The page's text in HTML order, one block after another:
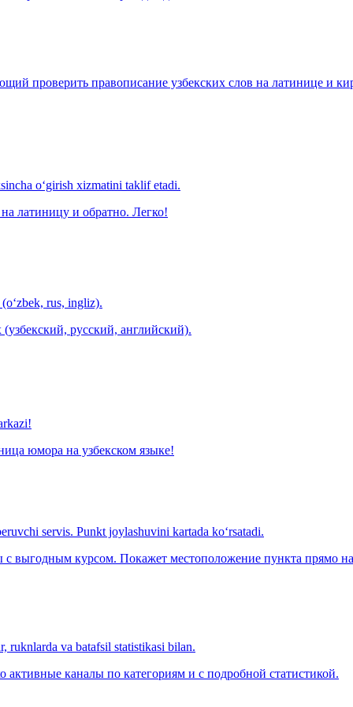
проверить правописание узбекских слов на латинице и
o‘girish xizmatini taklif etadi.
латиницу и обратно. Легко!
rus, ingliz).
русский, английский).
юмора на узбекском языке!
servis. Punkt joylashuvini kartada ko‘rsatadi.
курсом. Покажет местоположение пункта прямо на
ruknlarda va batafsil statistikasi bilan.
каналы по категориям и с подробной статистикой.